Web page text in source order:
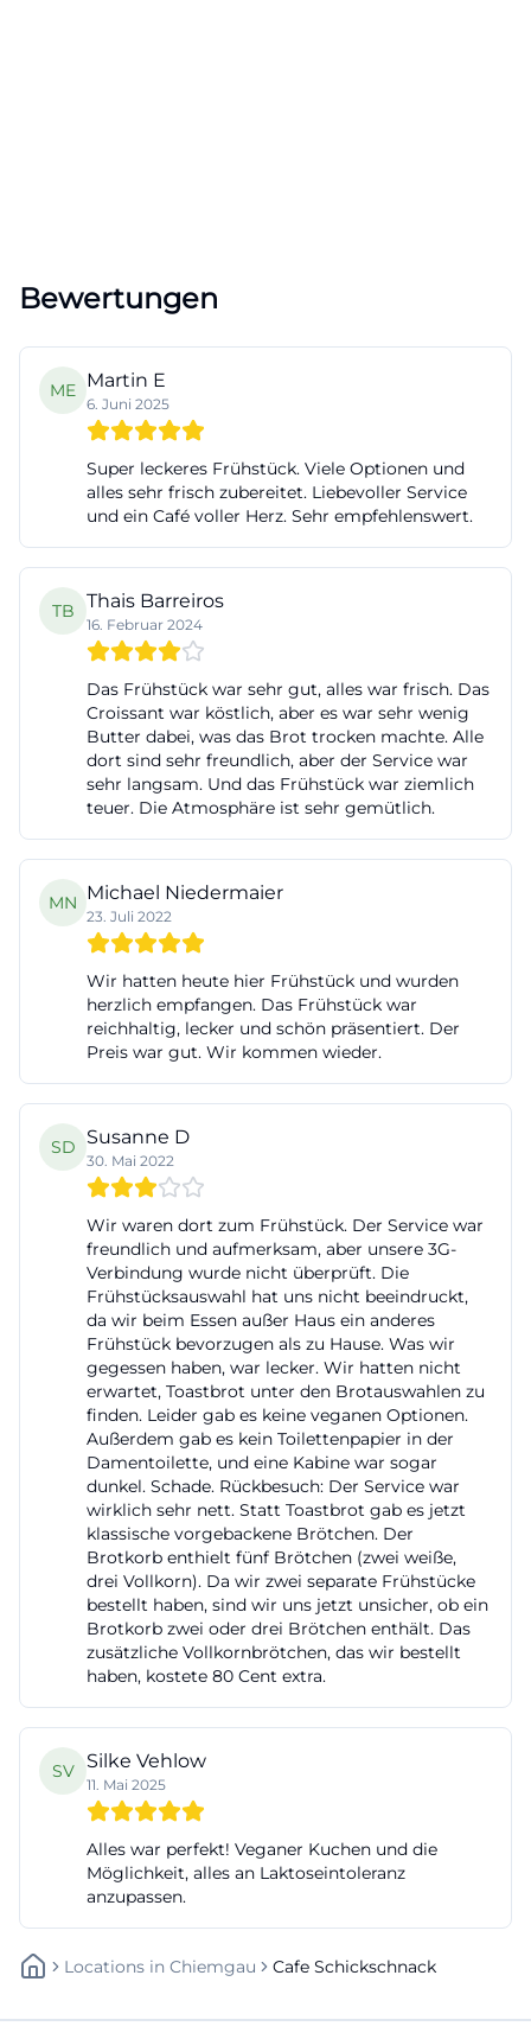
Bewertungen
ME Martin E
6. Juni 2025
Super leckeres Frühstück. Viele Optionen und
alles sehr frisch zubereitet. Liebevoller Service
und ein Café voller Herz. Sehr empfehlenswert.
TB Thais Barreiros
16. Februar 2024
Das Frühstück war sehr gut, alles war frisch. Das
Croissant war köstlich, aber es war sehr wenig
Butter dabei, was das Brot trocken machte. Alle
dort sind sehr freundlich, aber der Service war
sehr langsam. Und das Frühstück war ziemlich
teuer. Die Atmosphäre ist sehr gemütlich.
MN Michael Niedermaier
23. Juli 2022
Wir hatten heute hier Frühstück und wurden
herzlich empfangen. Das Frühstück war
reichhaltig, lecker und schön präsentiert. Der
Preis war gut. Wir kommen wieder.
SD Susanne D
30. Mai 2022
Wir waren dort zum Frühstück. Der Service war
freundlich und aufmerksam, aber unsere 3G-
Verbindung wurde nicht überprüft. Die
Frühstücksauswahl hat uns nicht beeindruckt,
da wir beim Essen außer Haus ein anderes
Frühstück bevorzugen als zu Hause. Was wir
gegessen haben, war lecker. Wir hatten nicht
erwartet, Toastbrot unter den Brotauswahlen zu
finden. Leider gab es keine veganen Optionen.
Außerdem gab es kein Toilettenpapier in der
Damentoilette, und eine Kabine war sogar
dunkel. Schade. Rückbesuch: Der Service war
wirklich sehr nett. Statt Toastbrot gab es jetzt
klassische vorgebackene Brötchen. Der
Brotkorb enthielt fünf Brötchen (zwei weiße,
drei Vollkorn). Da wir zwei separate Frühstücke
bestellt haben, sind wir uns jetzt unsicher, ob ein
Brotkorb zwei oder drei Brötchen enthält. Das
zusätzliche Vollkornbrötchen, das wir bestellt
haben, kostete 80 Cent extra.
SV Silke Vehlow
11. Mai 2025
Alles war perfekt! Veganer Kuchen und die
Möglichkeit, alles an Laktoseintoleranz
anzupassen.
Locations In Chiemgau Cafe Schickschnack